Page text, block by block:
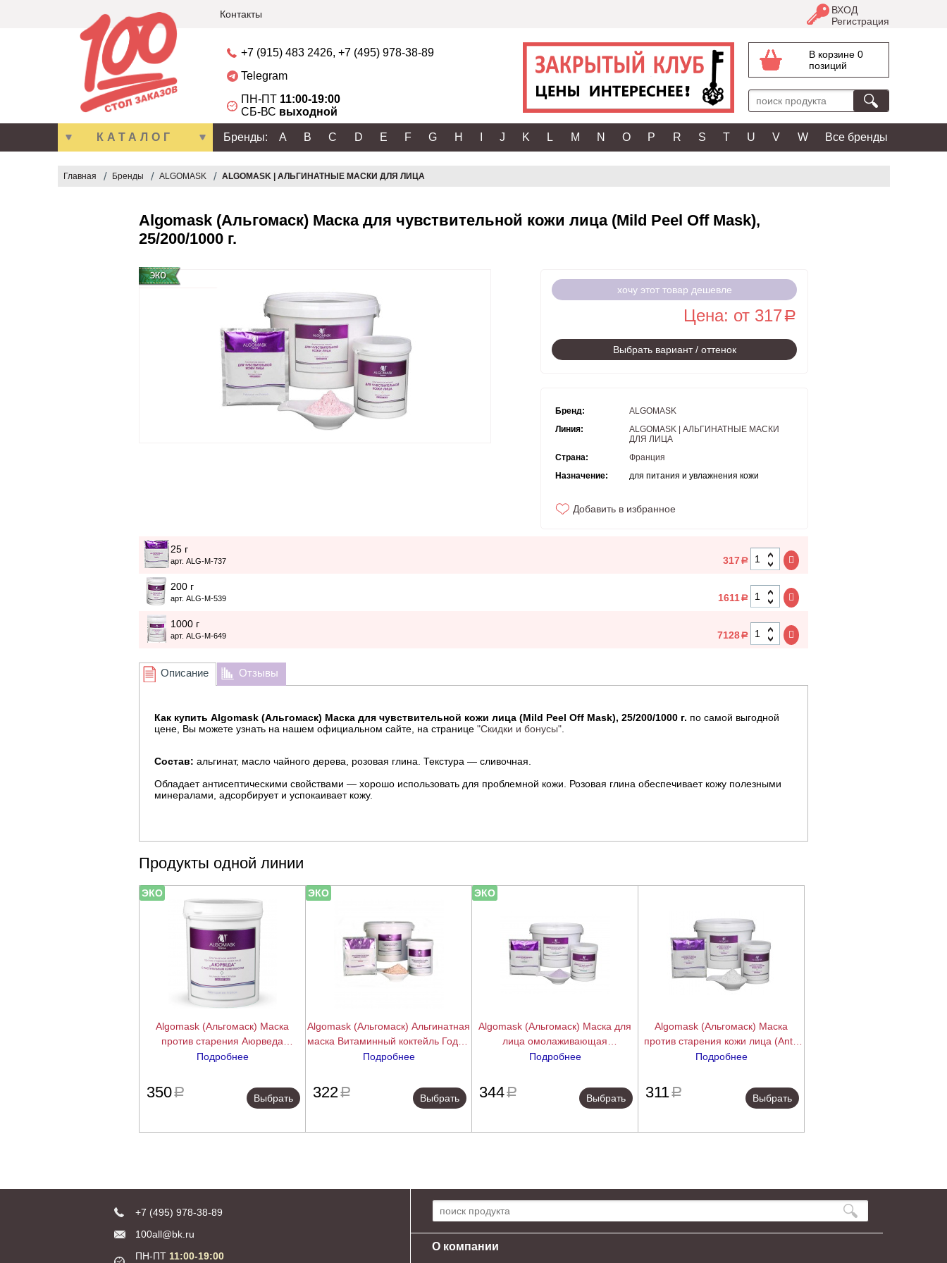
Контакты
ВХОД
Регистрация
В корзине 0
позиций
+7 (915) 483 2426, +7 (495) 978-38-89
Telegram
ПН-ПТ 11:00-19:00
СБ-ВС выходной
КАТАЛОГ Бренды: A B C D E F G H J K L M N O P R S T U V W Все бренды
Главная Бренды ALGOMASK ALGOMASK | АЛЬГИНАТНЫЕ МАСКИ ДЛЯ ЛИЦА
Algomask (Альгомаск) Маска для чувствительной кожи лица (Mild Peel Off Mask),
25/200/1000 г.
хочу этот товар дешевле
Цена: от 317a
Выбрать вариант / оттенок
Бренд:
ALGOMASK
Линия:
ALGOMASK | АЛЬГИНАТНЫЕ МАСКИ
ДЛЯ ЛИЦА
Страна:
Франция
Назначение:
для питания и увлажнения кожи
Добавить в избранное
25 г
арт. ALG-M-737 317a
200 г
арт. ALG-M-539 1611a
1000 г
арт. ALG-M-649 7128a
Описание Отзывы
Как купить Algomask (Альгомаск) Маска для чувствительной кожи лица (Mild Peel Off Mask), 25/200/1000 г. по самой выгодной
цене, Вы можете узнать на нашем официальном сайте, на странице "Скидки и бонусы"
Состав: альгинат, масло чайного дерева, розовая глина. Текстура — сливочная.
Обладает антисептическими свойствами — хорошо использовать для проблемной кожи. Розовая глина обеспечивает кожу полезными
минералами, адсорбирует и успокаивает кожу.
Продукты одной линии
ЭКО
Algomask (Альгомаск) Маска
против старения Аюрведа
(Ayurvedic Peel-Off Mask),
Подробнее
350a
Выбрать
ЭКО
Algomask (Альгомаск) Альгинатная
маска Витаминный коктейль Годжи
и Клюква, 25/200/1000 г.
Подробнее
322a
Выбрать
ЭКО
Algomask (Альгомаск) Маска для
лица омолаживающая
транслюцентная Французский
mask translucent), 25/200/1000 г.
Подробнее
344a
Выбрать
Algomask (Альгомаск) Маска
против старения кожи лица (Anti-
Ageing Peel Off Mask), 25/200/1000
Подробнее
311a
Выбрать
+7 (495) 978-38-89
100all@bk.ru
ПН-ПТ 11:00-19:00
Поиск по сайту:
О компании